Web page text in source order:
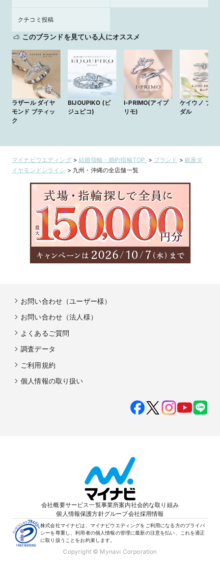
クチコミ投稿
このブランドを見ている人にオススメ
ラザール ダイヤ
モンド ブティッ
ク
BIJOUPIKO (ビ
ジュピコ)
I-PRIMO(アイプ
リモ)
ケイウノ ブラ
ダル
マイナビウエディング>結婚指輪・婚約指輪TOP > ブランド >銀座ダ
イヤモンドシライシ > 九州・沖縄の全店舗一覧
お問い合わせ（ユーザー様）
お問い合わせ（法人様）
よくあるご質問
調査データ
ご利用規約
個人情報の取り扱い
会社概要サービス一覧事業所案内社会的な取り組み
個人情報保護方針グループ会社採用情報
株式会社マイナビは、マイナビウエディングをご利用になる方のプライバ
シーを尊重し、利用者の個人情報の管理に最新の注意を払い、これを適正
に取り扱うことをお約束します。
Copyright © Mynavi Corporation